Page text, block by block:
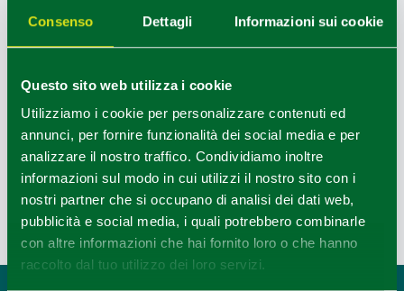
Consenso Dettagli Informazioni sui cookie
Questo sito web utilizza i cookie
Utilizziamo i cookie per personalizzare contenuti ed
annunci, per fornire funzionalità dei social media e per
analizzare il nostro traffico. Condividiamo inoltre
informazioni sul modo in cui utilizzi il nostro sito con i
nostri partner che si occupano di analisi dei dati web,
pubblicità e social media, i quali potrebbero combinarle
con altre informazioni che hai fornito loro o che hanno
raccolto dal tuo utilizzo dei loro servizi.
corpo si depura dalle tossine ed esce carico di nuovo
vigore.
È possibile vivere il centro benessere anche grazie a uno
deipacchetti spa , di varia durata, che mirano a
riequilibrare l’organismo attraverso tecniche olistiche,
massaggi e rituali di benessere, oppure semplicemente
abbandonarsi al piacere di un massaggio o un fango
termale.
Info
Ultimo aggiornamento 13/05/2021